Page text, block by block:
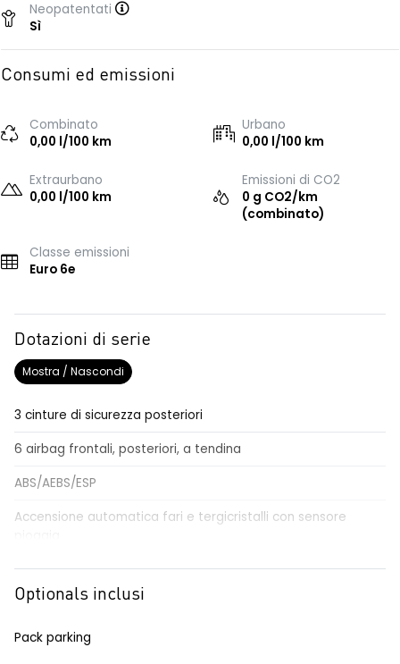
Neopatentati
Sì
Consumi ed emissioni
Combinato
0,00 l/100 km
Urbano
0,00 l/100 km
Extraurbano
0,00 l/100 km
Emissioni di CO2
0 g CO2/km
(combinato)
Classe emissioni
Euro 6e
Dotazioni di serie
Mostra / Nascondi
3 cinture di sicurezza posteriori
6 airbag frontali, posteriori, a tendina
ABS/AEBS/ESP
Accensione automatica fari e tergicristalli con sensore
Airbag per il conducente e passeggero
Alzacristalli elettrici impulsionali anteriori e posteriori
Alzacristallo elettrico impulsionale anteriore lato conducente
Optionals inclusi
Pack parking